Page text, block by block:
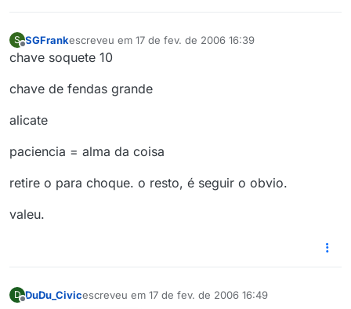
S SGFrankescreveu em 17 de fev. de 2006 16:39
última edição por
chave soquete 10
chave de fendas grande
alicate
paciencia = alma da coisa
retire o para choque. o resto, é seguir o obvio.
valeu.
D DuDu_Civicescreveu em 17 de fev. de 2006 16:49
última edição por